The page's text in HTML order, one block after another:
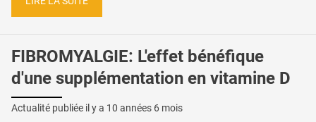
FIBROMYALGIE: L'effet bénéfique
d'une supplémentation en vitamine D
Actualité publiée il y a 10 années 6 mois